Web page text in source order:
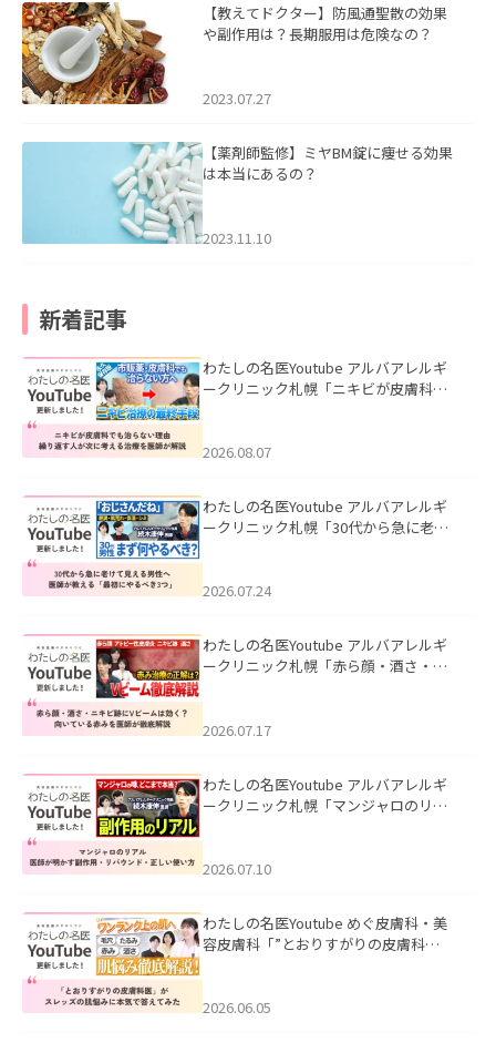
【教えてドクター】防風通聖散の効果
や副作用は？長期服用は危険なの？
2023.07.27
【薬剤師監修】ミヤBM錠に痩せる効果
は本当にあるの？
2023.11.10
新着記事
わたしの名医Youtube アルバアレルギ
ークリニック札幌「ニキビが皮膚科で
ました。
2026.08.07
わたしの名医Youtube アルバアレルギ
ークリニック札幌「30代から急に老け
た。
2026.07.24
わたしの名医Youtube アルバアレルギ
ークリニック札幌「赤ら顔・酒さ・ニ
した。
2026.07.17
わたしの名医Youtube アルバアレルギ
ークリニック札幌「マンジャロのリア
た。
2026.07.10
わたしの名医Youtube めぐ皮膚科・美
容皮膚科「”とおりすがりの皮膚科
2026.06.05